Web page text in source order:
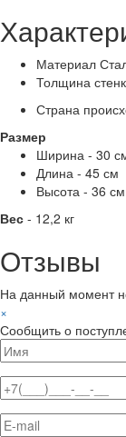
Материал
Толщина
Страна
Размер
Ширина - 30
Длина - 45 см
Высота - 36 см
Вес - 12,2 кг
Отзывы
На данный момент
×
Сообщить о